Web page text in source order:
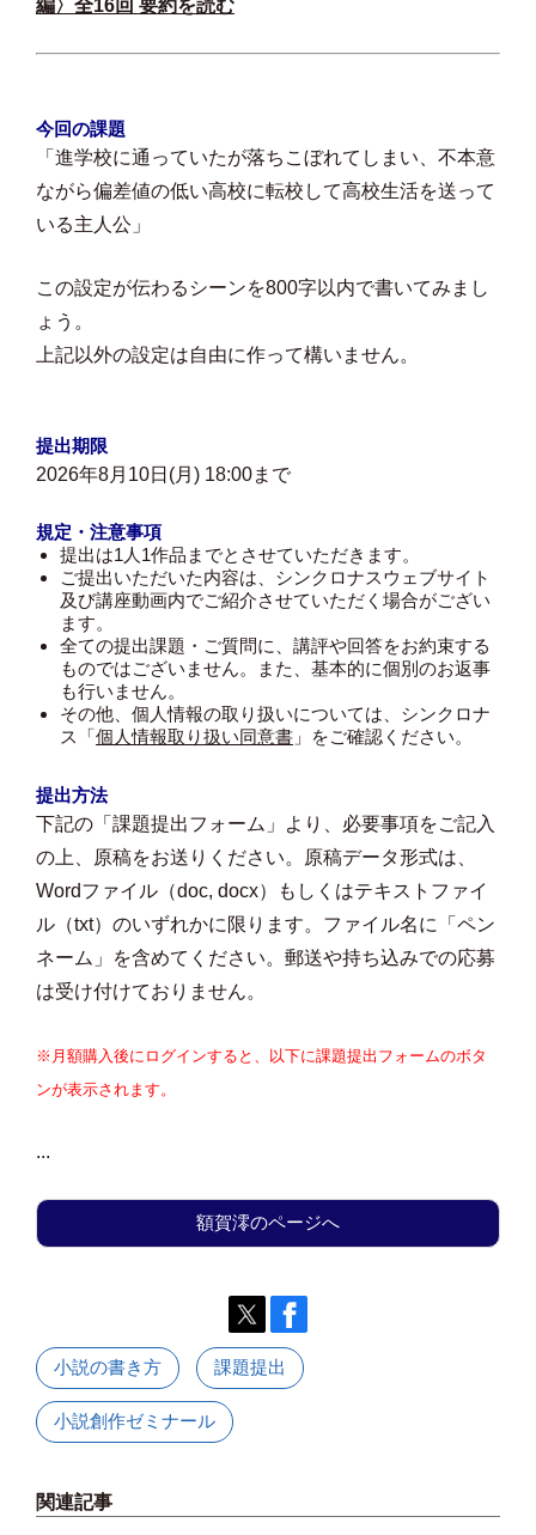
編〉全16回 要約を読む
今回の課題
「進学校に通っていたが落ちこぼれてしまい、不本意
ながら偏差値の低い高校に転校して高校生活を送って
いる主人公」
この設定が伝わるシーンを800字以内で書いてみまし
ょう。
上記以外の設定は自由に作って構いません。
提出期限
2026年8月10日(月) 18:00まで
規定・注意事項
提出は1人1作品までとさせていただきます。
ご提出いただいた内容は、シンクロナスウェブサイト
及び講座動画内でご紹介させていただく場合がござい
ます。
全ての提出課題・ご質問に、講評や回答をお約束する
ものではございません。また、基本的に個別のお返事
も行いません。
その他、個人情報の取り扱いについては、シンクロナ
ス「個人情報取り扱い同意書 」をご確認ください。
提出方法
下記の「課題提出フォーム」より、必要事項をご記入
の上、原稿をお送りください。原稿データ形式は、
Wordファイル（doc, docx）もしくはテキストファイ
ル（txt）のいずれかに限ります。ファイル名に「ペン
ネーム」を含めてください。郵送や持ち込みでの応募
は受け付けておりません。
※月額購入後にログインすると、以下に課題提出フォームのボタ
ンが表示されます。
...
額賀澪のページへ
小説の書き方 課題提出
小説創作ゼミナール
関連記事